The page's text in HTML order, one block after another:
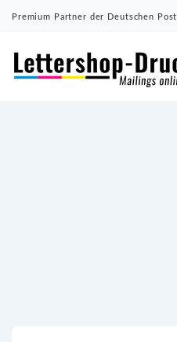
Premium Partner der Deutschen Post